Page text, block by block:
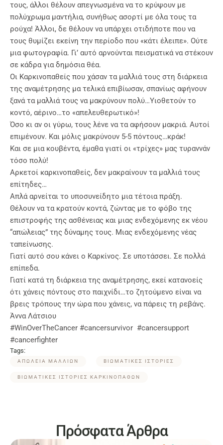
τους, άλλοι θέλουν απεγνωσμένα να το κρύψουν με
πολύχρωμα μαντήλια, συνήθως ασορτί με όλα τους τα
ρούχα! Άλλοι, δε θέλουν να υπάρχει οτιδήποτε που να
τους θυμίζει εκείνη την περίοδο που «κάτι έλειπε». Ούτε
μια φωτογραφία. Γι’ αυτό αρνούνται πεισματικά να στέκουν
σε κάδρα για δημόσια θέα.
Οι Καρκινοπαθείς που χάσαν τα μαλλιά τους στη διάρκεια
της αναμέτρησης μα τελικά επιβίωσαν, σπανίως αφήνουν
ξανά τα μαλλιά τους να μακρύνουν πολύ…Υιοθετούν το
κοντό, αέρινο…το «απελευθερωτικό»!
Όσο κι αν οι γύρω, τους λένε να τα αφήσουν μακριά. Αυτοί
επιμένουν. Και μόλις μακρύνουν 5-5 πόντους…κράκ!
Και σε μια κουβέντα, έμαθα γιατί οι «τρίχες» μας τυραννάν
τόσο πολύ!
Αρκετοί καρκινοπαθείς, δεν μακραίνουν τα μαλλιά τους
επίτηδες…
Απλά αρνείται το υποσυνείδητο μια τέτοια πράξη.
Θέλουν να τα κρατούν κοντά, ζώντας με το φόβο της
επιστροφής της ασθένειας και μιας ενδεχόμενης εκ νέου
“απώλειας” της δύναμης τους. Μιας ενδεχόμενης νέας
ταπείνωσης.
Γιατί αυτό σου κάνει ο Καρκίνος. Σε υποτάσσει. Σε πολλά
επίπεδα.
Γιατί κατά τη διάρκεια της αναμέτρησης, εκεί κατανοείς
ότι χάνεις πόντους στο παιχνίδι…το ζητούμενο είναι να
βρεις τρόπους την ώρα που χάνεις, να πάρεις τη ρεβάνς.
Άννα Λάτσιου
#WinOverTheCancer #cancersurvivor #cancersupport
#cancerfighter
Tags:
ΑΠΩΛΕΙΑ ΜΑΛΛΙΩΝ ΒΙΩΜΑΤΙΚΕΣ ΙΣΤΟΡΙΕΣ
ΒΙΩΜΑΤΙΚΕΣ ΙΣΤΟΡΙΕΣ ΚΑΡΚΙΝΟΠΑΘΩΝ
Πρόσφατα Άρθρα